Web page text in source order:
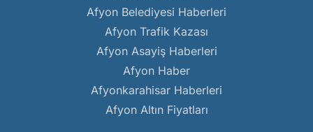
Afyon Belediyesi Haberleri
Afyon Trafik Kazası
Afyon Asayiş Haberleri
Afyon Haber
Afyonkarahisar Haberleri
Afyon Altın Fiyatları